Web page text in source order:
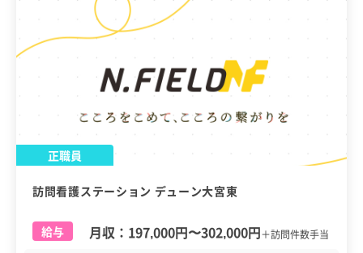
正職員
訪問看護ステーション デューン大宮東
給与 月収： 197,000円〜302,000円＋訪問件数手当